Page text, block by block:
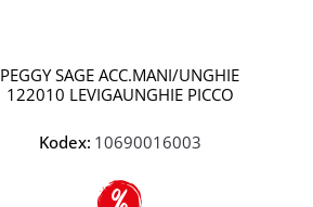
PEGGY SAGE ACC.MANI/UNGHIE
122010 LEVIGAUNGHIE PICCO
Kodex: 10690016003